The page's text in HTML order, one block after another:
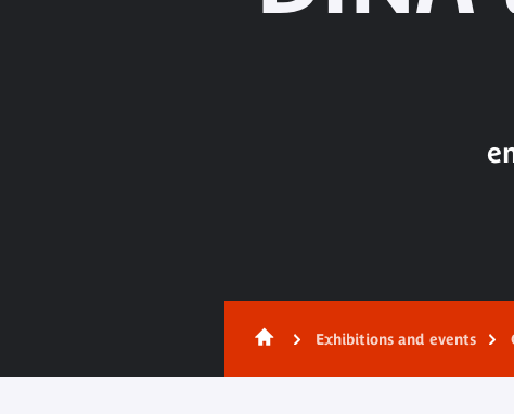
Exhibitions and events